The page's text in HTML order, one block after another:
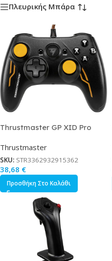
Πλευρικής Μπάρα
Thrustmaster GP XID Pro
Μαύρο
Thrustmaster
SKU: STR3362932915362
38,68 €
Προσθήκη Στο Καλάθι